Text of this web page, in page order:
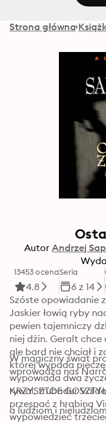
Strona główna
Autor Andrzej
13453 ocena
4.8
Seria
6 z 14
Szóste opowiadanie
Jaskier łowią ryby
pewien tajemniczy
niej dżin. Geralt chce
ale bard nie chciał i
której wypada
wypowiada dwa
rywal, trubadur
przespać z hrabiną
wypowiedzieć
W magiczny świat
wprowadza nas
KRZYSZTOF
a ludziom i